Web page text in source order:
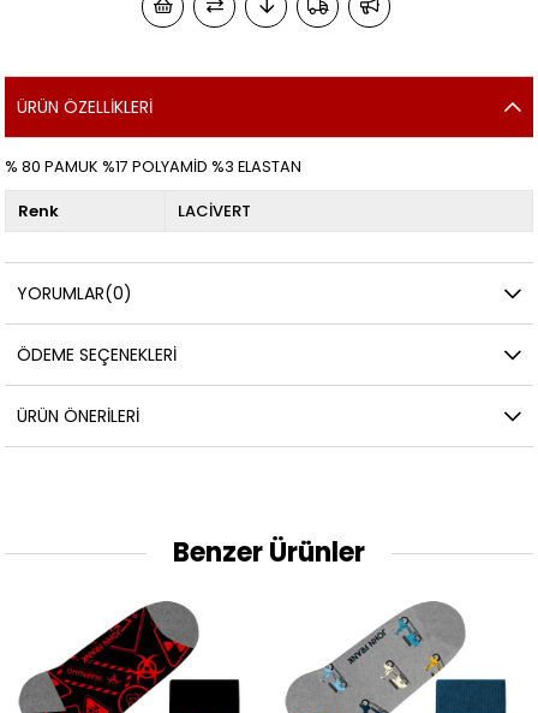
ÜRÜN ÖZELLIKLERI
% 80 PAMUK %17 POLYAMİD %3 ELASTAN
Renk LACİVERT
YORUMLAR(0)
ÖDEME SEÇENEKLERI
ÜRÜN ÖNERILERI
Benzer Ürünler